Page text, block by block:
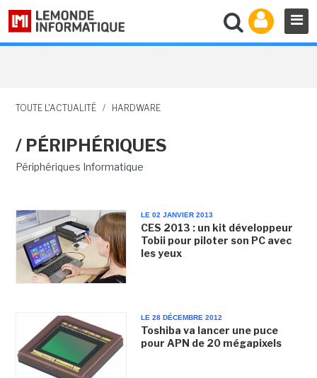
TOUTE L'ACTUALITÉ / HARDWARE
/ PÉRIPHÉRIQUES
Périphériques Informatique
LE 02 JANVIER 2013
CES 2013 : un kit développeur
Tobii pour piloter son PC avec
les yeux
LE 28 DÉCEMBRE 2012
Toshiba va lancer une puce
pour APN de 20 mégapixels